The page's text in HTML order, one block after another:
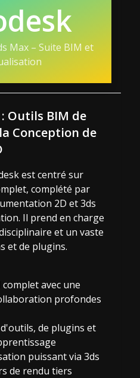
Max – Suite BIM et
Outils BIM de
Conception de
est centré sur
complété par
2D et 3ds
Il prend en charge
et un vaste
et de plugins.
avec une
profondes
de plugins et
puissant via 3ds
de rendu tiers